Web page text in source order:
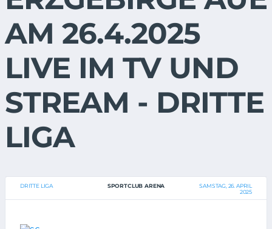
AM 26.4.2025
LIVE IM TV UND
STREAM - DRITTE
LIGA
DRITTE LIGA SPORTCLUB ARENA
SAMSTAG, 26. APRIL
2025